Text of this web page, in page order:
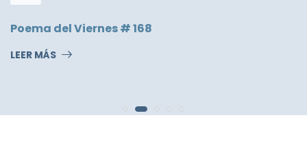
Poema del Viernes # 168
LEER MÁS